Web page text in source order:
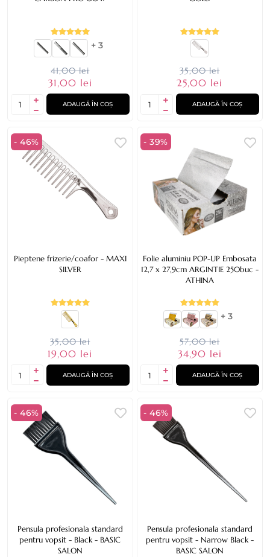
+ 3
41,00 lei
31,00 lei
ADAUGĂ ÎN COȘ
35,00 lei
25,00 lei
ADAUGĂ ÎN COȘ
- 46%
Pieptene frizerie/coafor - MAXI
SILVER
35,00 lei
19,00 lei
ADAUGĂ ÎN COȘ
- 39%
Folie aluminiu POP-UP Embosata
12,7 x 27,9cm ARGINTIE 250buc -
ATHINA
+ 3
57,00 lei
34,90 lei
ADAUGĂ ÎN COȘ
- 46%
Pensula profesionala standard
pentru vopsit - Black - BASIC
SALON
- 46%
Pensula profesionala standard
pentru vopsit - Narrow Black -
BASIC SALON